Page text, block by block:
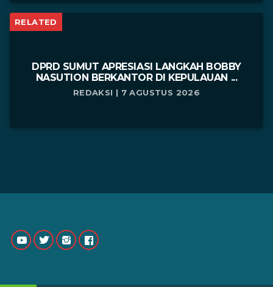
RELATED
DPRD SUMUT APRESIASI LANGKAH BOBBY
NASUTION BERKANTOR DI KEPULAUAN ...
REDAKSI | 7 AGUSTUS 2026